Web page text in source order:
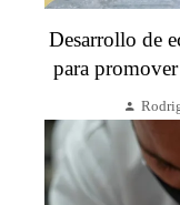
Desarrollo de
para